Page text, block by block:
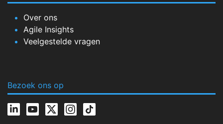
Over ons
Agile Insights
Veelgestelde vragen
Bezoek ons op